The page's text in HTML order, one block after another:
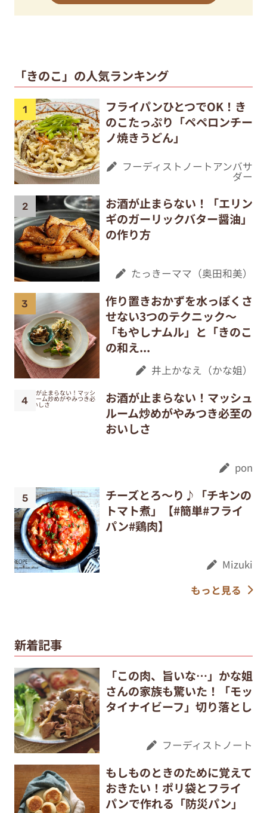
「きのこ」の人気ランキング
フライパンひとつでOK！き
のこたっぷり「ペペロンチー
ノ焼きうどん」
フーディストノートアンバサ
ダー
お酒が止まらない！「エリン
ギのガーリックバター醤油」
の作り方
たっきーママ（奥田和美）
作り置きおかずを水っぽくさ
せない3つのテクニック～
「もやしナムル」と「きのこ
の和え...
井上かなえ（かな姐）
お酒が止まらない！マッシュ
ルーム炒めがやみつき必至の
おいしさ
pon
チーズとろ〜り♪「チキンの
トマト煮」【#簡単#フライ
パン#鶏肉】
Mizuki
もっと見る
新着記事
「この肉、旨いな…」かな姐
さんの家族も驚いた！「モッ
タイナイビーフ」切り落とし
フーディストノート
もしものときのために覚えて
おきたい！ポリ袋とフライ
パンで作れる「防災パン」